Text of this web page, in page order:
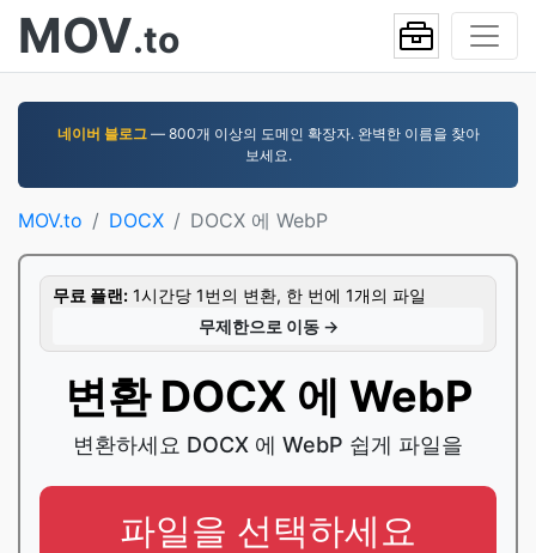
MOV.to
네이버 블로그— 800개 이상의 도메인 확장자. 완벽한 이름을 찾아
보세요.
MOV.to DOCX DOCX 에 WebP
무료 플랜: 1시간당 1번의 변환, 한 번에 1개의 파일
무제한으로 이동 →
변환 DOCX 에 WebP
변환하세요 DOCX 에 WebP 쉽게 파일을
파일을 선택하세요